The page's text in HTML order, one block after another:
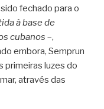
fechado para o
à base de
cubanos –,
embora, Semprun
primeiras luzes do
através das